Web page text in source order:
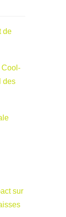
de
Cool-
des
sur